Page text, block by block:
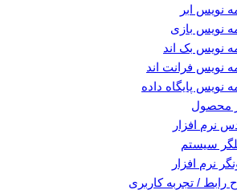
نویس ابر
نویس بازی
نویس بک اند
نویس فرانت اند
نویس پایگاه داده
محصول
نرم افزار
سیستم
نرم افزار
رابط / تجربه کاربری